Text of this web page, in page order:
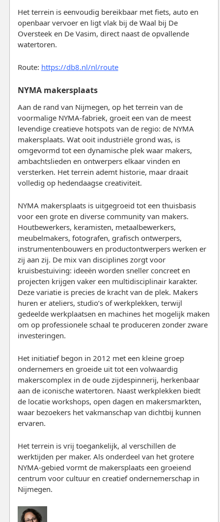
Het terrein is eenvoudig bereikbaar met fiets, auto en
openbaar vervoer en ligt vlak bij de Waal bij De
Oversteek en De Vasim, direct naast de opvallende
watertoren.
Route: https://db8.nl/nl/route
NYMA makersplaats
Aan de rand van Nijmegen, op het terrein van de
voormalige NYMA-fabriek, groeit een van de meest
levendige creatieve hotspots van de regio: de NYMA
makersplaats. Wat ooit industriële grond was, is
omgevormd tot een dynamische plek waar makers,
ambachtslieden en ontwerpers elkaar vinden en
versterken. Het terrein ademt historie, maar draait
volledig op hedendaagse creativiteit.
NYMA makersplaats is uitgegroeid tot een thuisbasis
voor een grote en diverse community van makers.
Houtbewerkers, keramisten, metaalbewerkers,
meubelmakers, fotografen, grafisch ontwerpers,
instrumentenbouwers en productontwerpers werken er
zij aan zij. De mix van disciplines zorgt voor
kruisbestuiving: ideeën worden sneller concreet en
projecten krijgen vaker een multidisciplinair karakter.
Deze variatie is precies de kracht van de plek. Makers
huren er ateliers, studio’s of werkplekken, terwijl
gedeelde werkplaatsen en machines het mogelijk maken
om op professionele schaal te produceren zonder zware
investeringen.
Het initiatief begon in 2012 met een kleine groep
ondernemers en groeide uit tot een volwaardig
makerscomplex in de oude zijdespinnerij, herkenbaar
aan de iconische watertoren. Naast werkplekken biedt
de locatie workshops, open dagen en makersmarkten,
waar bezoekers het vakmanschap van dichtbij kunnen
ervaren.
Het terrein is vrij toegankelijk, al verschillen de
werktijden per maker. Als onderdeel van het grotere
NYMA-gebied vormt de makersplaats een groeiend
centrum voor cultuur en creatief ondernemerschap in
Nijmegen.